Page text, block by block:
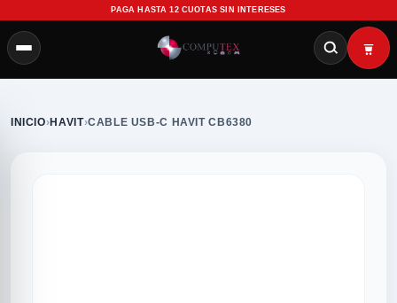
PAGA HASTA 12 CUOTAS SIN INTERESES
INICIO›HAVIT›CABLE USB-C HAVIT CB6380